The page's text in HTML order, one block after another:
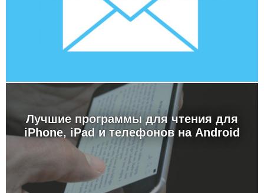
Лучшие программы для чтения для
iPhone, iPad и телефонов на Android